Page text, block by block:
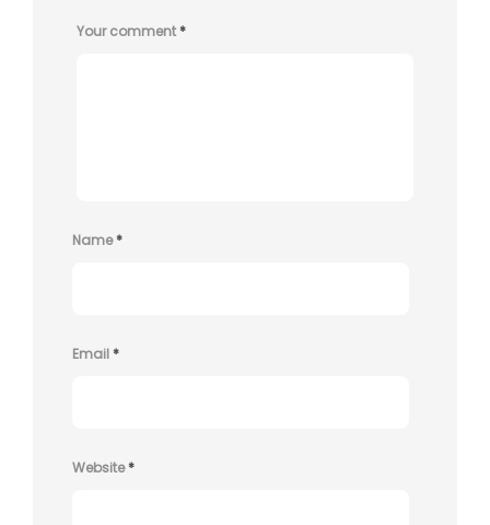
Your comment*
Name*
Email*
Website*